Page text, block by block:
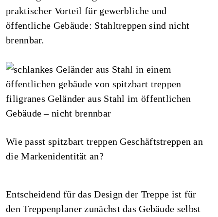
praktischer Vorteil für gewerbliche und
öffentliche Gebäude: Stahltreppen sind nicht
brennbar.
filigranes Geländer aus Stahl im öffentlichen
Gebäude – nicht brennbar
Wie passt spitzbart treppen Geschäftstreppen an
die Markenidentität an?
Entscheidend für das Design der Treppe ist für
den Treppenplaner zunächst das Gebäude selbst